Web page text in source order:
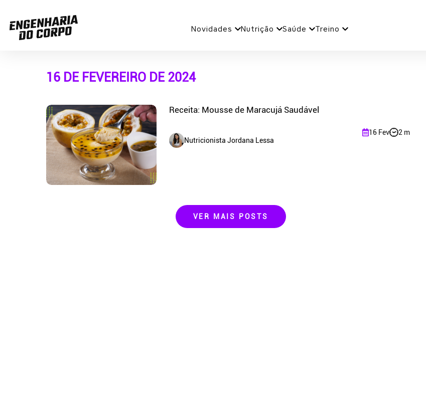
Novidades Nutrição Saúde Treino
16 DE FEVEREIRO DE 2024
Receita: Mousse de Maracujá Saudável
Nutricionista Jordana Lessa
16 Fev 2 m
VER MAIS POSTS